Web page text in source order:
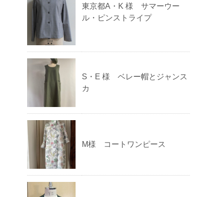
東京都A・K 様 サマーウー
ル・ピンストライプ
S・E 様 ベレー帽とジャンス
カ
M様 コートワンピース